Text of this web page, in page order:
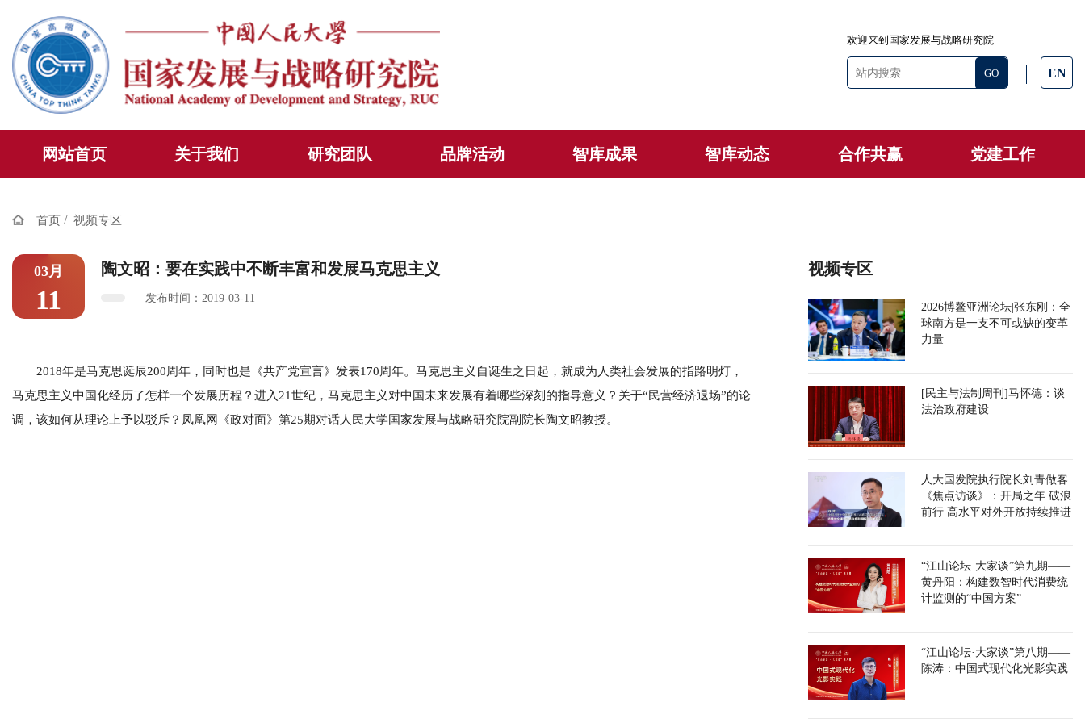
欢迎来到国家发展与战略研究院
EN
网站首页 关于我们 研究团队 品牌活动 智库成果 智库动态 合作共赢 党建工作
首页 / 视频专区
03月
11
陶文昭：要在实践中不断丰富和发展马克思主义
发布时间：2019-03-11
2018年是马克思诞辰200周年，同时也是《共产党宣言》发表170周年。马克思主义自诞生之日起，就成为人类社会发展的指路明灯，
马克思主义中国化经历了怎样一个发展历程？进入21世纪，马克思主义对中国未来发展有着哪些深刻的指导意义？关于“民营经济退场”的论
调，该如何从理论上予以驳斥？凤凰网《政对面》第25期对话人民大学国家发展与战略研究院副院长陶文昭教授。
视频专区
2026博鳌亚洲论坛|张东刚：全
球南方是一支不可或缺的变革
力量
[民主与法制周刊]马怀德：谈
法治政府建设
人大国发院执行院长刘青做客
《焦点访谈》：开局之年 破浪
前行 高水平对外开放持续推进
“江山论坛·大家谈”第九期——
黄丹阳：构建数智时代消费统
计监测的“中国方案”
“江山论坛·大家谈”第八期——
陈涛：中国式现代化光影实践